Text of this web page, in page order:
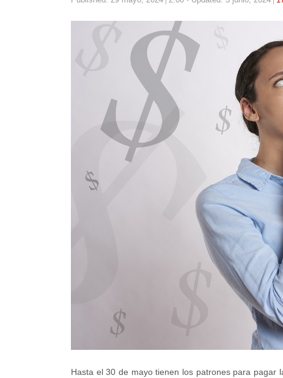
Hasta el 30 de mayo tienen los patrones para pagar